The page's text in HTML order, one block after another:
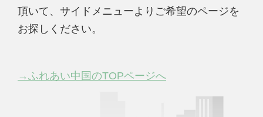
頂いて、サイドメニューよりご希望のページを
お探しください。
→ふれあい中国のTOPページへ